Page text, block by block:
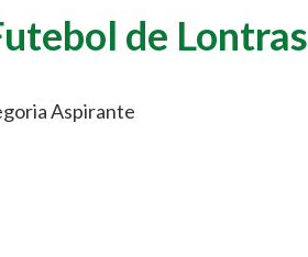
de Lontras
Aspirante